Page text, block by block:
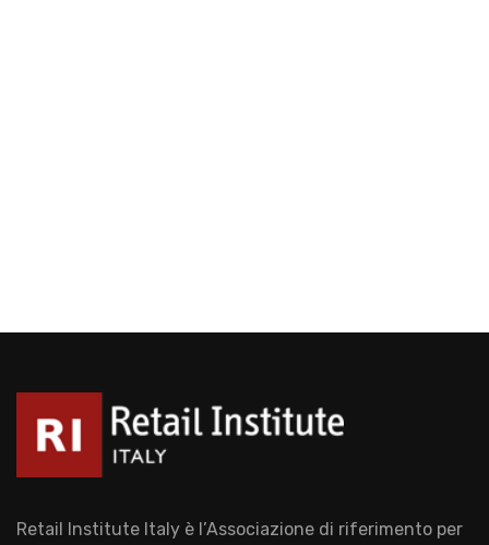
Retail Institute Italy è l’Associazione di riferimento per